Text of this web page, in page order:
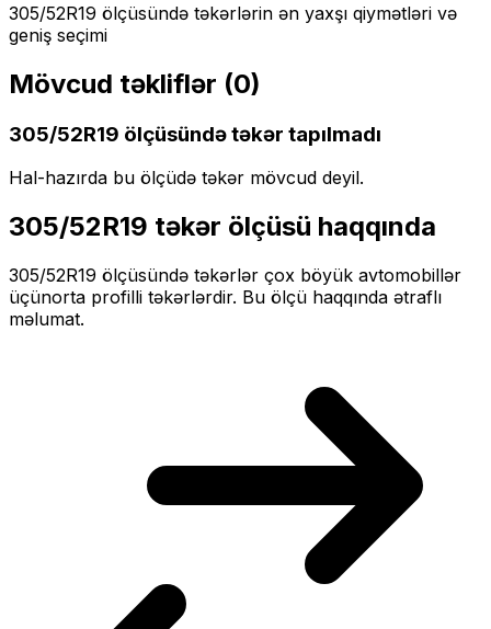
305/52R19 ölçüsündə təkərlərin ən yaxşı qiymətləri və
geniş seçimi
Mövcud təkliflər (0)
305/52R19 ölçüsündə təkər tapılmadı
Hal-hazırda bu ölçüdə təkər mövcud deyil.
305/52R19 təkər ölçüsü haqqında
305/52R19 ölçüsündə təkərlər çox böyük avtomobillər
üçünorta profilli təkərlərdir. Bu ölçü haqqında ətraflı
məlumat.